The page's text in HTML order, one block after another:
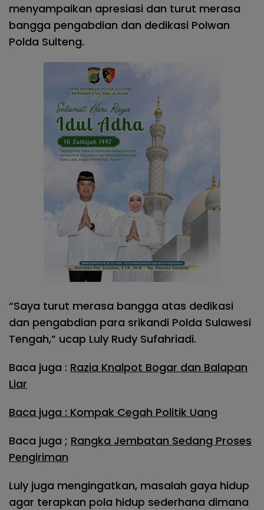
menyampaikan apresiasi dan turut merasa
bangga pengabdian dan dedikasi Polwan
Polda Sulteng.
“Saya turut merasa bangga atas dedikasi
dan pengabdian para srikandi Polda Sulawesi
Tengah,” ucap Luly Rudy Sufahriadi.
Baca juga : Razia Knalpot Bogar dan Balapan
Liar
Baca juga : Kompak Cegah Politik Uang
Baca juga ; Rangka Jembatan Sedang Proses
Pengiriman
Luly juga mengingatkan, masalah gaya hidup
agar terapkan pola hidup sederhana dimana